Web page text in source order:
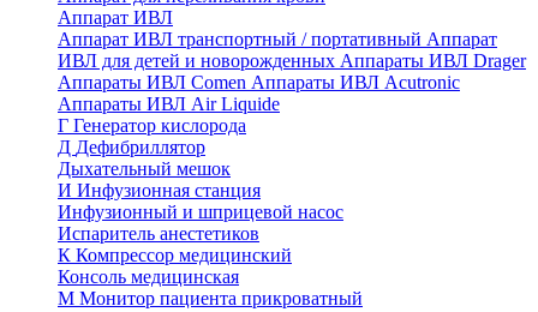
Аппарат ИВЛ
Аппарат ИВЛ транспортный / портативный Аппарат
ИВЛ для детей и новорожденных Аппараты ИВЛ Drager
Аппараты ИВЛ Comen Аппараты ИВЛ Acutronic
Аппараты ИВЛ Air Liquide
Г Генератор кислорода
Д Дефибриллятор
Дыхательный мешок
И Инфузионная станция
Инфузионный и шприцевой насос
Испаритель анестетиков
К Компрессор медицинский
Консоль медицинская
М Монитор пациента прикроватный